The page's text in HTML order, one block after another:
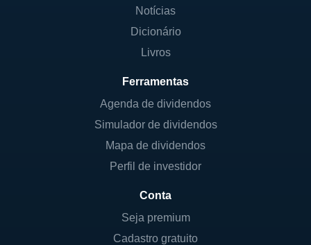
Notícias
Dicionário
Livros
Ferramentas
Agenda de dividendos
Simulador de dividendos
Mapa de dividendos
Perfil de investidor
Conta
Seja premium
Cadastro gratuito